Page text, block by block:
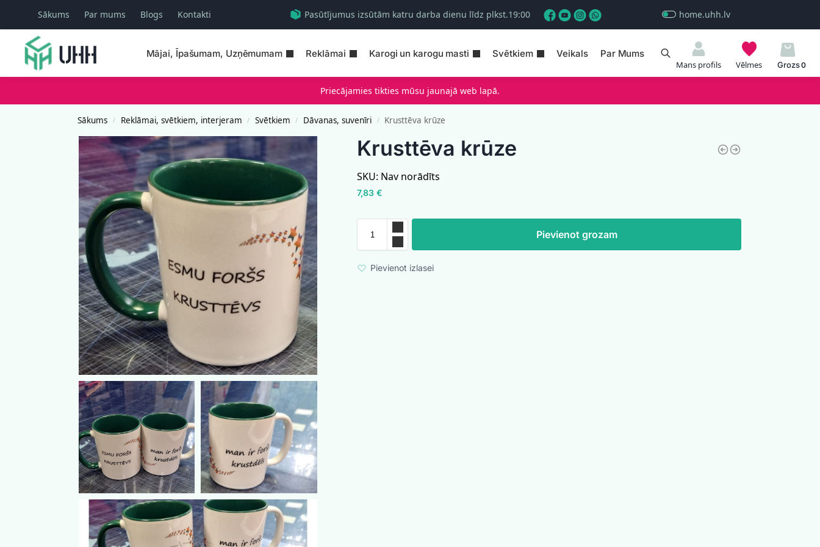
Sākums Par mums Blogs Kontakti Pasūtījumus izsūtām katru darba dienu līdz plkst.19:00 home.uhh.lv
Mājai, Īpašumam, Uzņēmumam Reklāmai Karogi un karogu masti Svētkiem Veikals Par Mums
Meklēšana
Mans profils Vēlmes 0
Priecājamies tikties mūsu jaunajā web lapā.
Sākums / Reklāmai, svētkiem, interjeram / Svētkiem / Dāvanas, suvenīri / Krusttēva krūze
Krusttēva krūze
SKU: Nav norādīts
7,83€
Pievienot grozam
Pievienot izlasei